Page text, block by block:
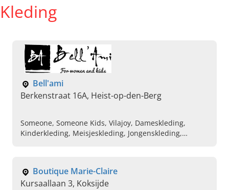
Kleding
Bell'ami
Berkenstraat 16A, Heist-op-den-Berg
Someone, Someone Kids, Vilajoy, Dameskleding,
Kinderkleding, Meisjeskleding, Jongenskleding,
Boutique Marie-Claire
Kursaallaan 3, Koksijde